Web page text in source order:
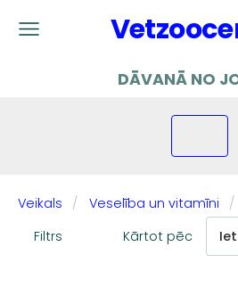
DĀVANĀ NO
Veikals Veselība un vitamīni
Filtrs
Kārtot pēc